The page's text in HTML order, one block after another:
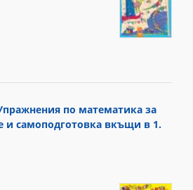
по математика за
и самоподготовка вкъщи в 1.